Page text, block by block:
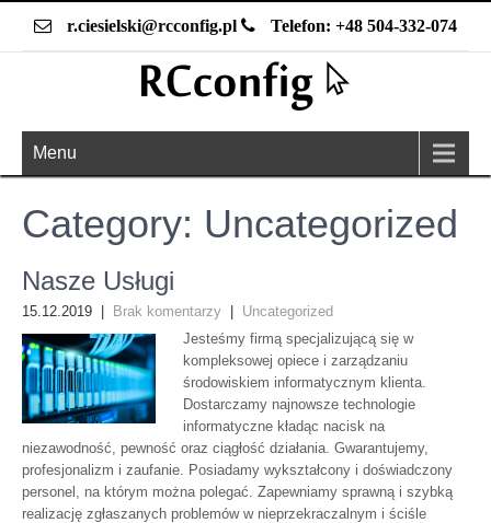
r.ciesielski@rcconfig.pl Telefon: +48 504-332-074
Menu
Category: Uncategorized
Nasze Usługi
15.12.2019 Brak komentarzy
Uncategorized
Jesteśmy firmą specjalizującą się w
kompleksowej opiece i zarządzaniu
środowiskiem informatycznym klienta.
Dostarczamy najnowsze technologie
informatyczne kładąc nacisk na
niezawodność, pewność oraz ciągłość działania. Gwarantujemy,
profesjonalizm i zaufanie. Posiadamy wykształcony i doświadczony
personel, na którym można polegać. Zapewniamy sprawną i szybką
realizację zgłaszanych problemów w nieprzekraczalnym i ściśle